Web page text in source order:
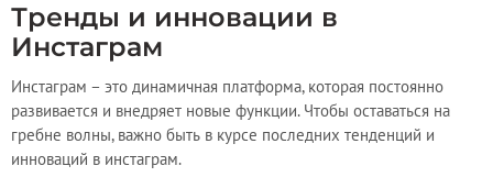
Тренды и инновации в
Инстаграм
Инстаграм – это динамичная платформа, которая постоянно
развивается и внедряет новые функции. Чтобы оставаться на
гребне волны, важно быть в курсе последних тенденций и
инноваций в инстаграм.